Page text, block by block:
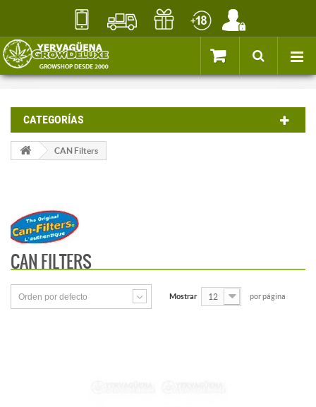
CATEGORÍAS
CAN Filters
CAN FILTERS
Orden por defecto Mostrar 12 por página